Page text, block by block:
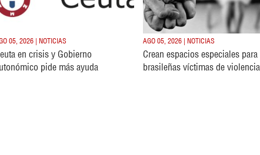
05, 2026 | NOTICIAS
en crisis y Gobierno
pide más ayuda
AGO 05, 2026 | NOTICIAS
Crean espacios especiales para
brasileñas víctimas de violencia